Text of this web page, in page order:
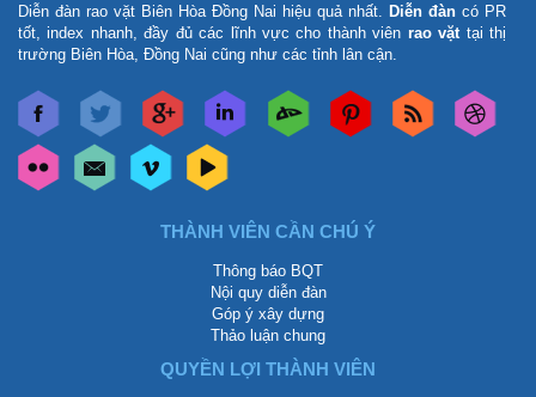
Diễn đàn rao vặt Biên Hòa Đồng Nai hiệu quả nhất. Diễn đàn có PR
tốt, index nhanh, đầy đủ các lĩnh vực cho thành viên rao vặt tại thị
trường Biên Hòa, Đồng Nai cũng như các tỉnh lân cận.
THÀNH VIÊN CẦN CHÚ Ý
Thông báo BQT
Nội quy diễn đàn
Góp ý xây dựng
Thảo luận chung
QUYỀN LỢI THÀNH VIÊN